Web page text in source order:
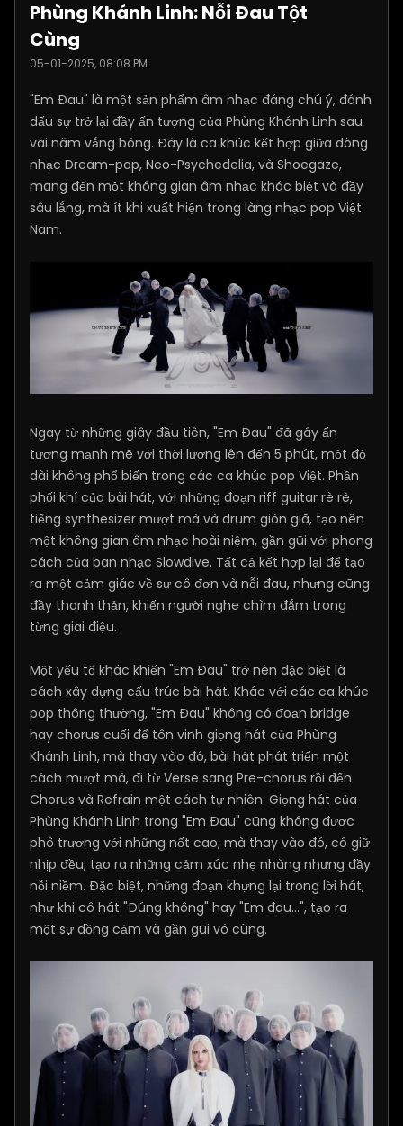
Phùng Khánh Linh: Nỗi Đau Tột
Cùng
05-01-2025, 08:08 PM
"Em Đau" là một sản phẩm âm nhạc đáng chú ý, đánh
dấu sự trở lại đầy ấn tượng của Phùng Khánh Linh sau
vài năm vắng bóng. Đây là ca khúc kết hợp giữa dòng
nhạc Dream-pop, Neo-Psychedelia, và Shoegaze,
mang đến một không gian âm nhạc khác biệt và đầy
sâu lắng, mà ít khi xuất hiện trong làng nhạc pop Việt
Nam.
Ngay từ những giây đầu tiên, "Em Đau" đã gây ấn
tượng mạnh mẽ với thời lượng lên đến 5 phút, một độ
dài không phổ biến trong các ca khúc pop Việt. Phần
phối khí của bài hát, với những đoạn riff guitar rè rè,
tiếng synthesizer mượt mà và drum giòn giã, tạo nên
một không gian âm nhạc hoài niệm, gần gũi với phong
cách của ban nhạc Slowdive. Tất cả kết hợp lại để tạo
ra một cảm giác về sự cô đơn và nỗi đau, nhưng cũng
đầy thanh thản, khiến người nghe chìm đắm trong
từng giai điệu.
Một yếu tố khác khiến "Em Đau" trở nên đặc biệt là
cách xây dựng cấu trúc bài hát. Khác với các ca khúc
pop thông thường, "Em Đau" không có đoạn bridge
hay chorus cuối để tôn vinh giọng hát của Phùng
Khánh Linh, mà thay vào đó, bài hát phát triển một
cách mượt mà, đi từ Verse sang Pre-chorus rồi đến
Chorus và Refrain một cách tự nhiên. Giọng hát của
Phùng Khánh Linh trong "Em Đau" cũng không được
phô trương với những nốt cao, mà thay vào đó, cô giữ
nhịp đều, tạo ra những cảm xúc nhẹ nhàng nhưng đầy
nỗi niềm. Đặc biệt, những đoạn khựng lại trong lời hát,
như khi cô hát "Đúng không" hay "Em đau...", tạo ra
một sự đồng cảm và gần gũi vô cùng.